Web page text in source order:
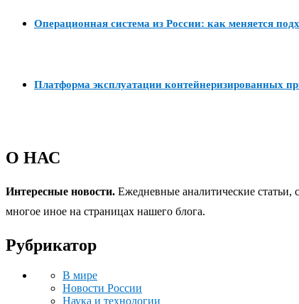
Операционная система из России: как меняется
Платформа эксплуатации контейнеризированных
О НАС
Интересные новости. Ежедневные аналитические
многое иное на страницах нашего блога.
Рубрикатор
В мире
Новости России
Наука и технологии